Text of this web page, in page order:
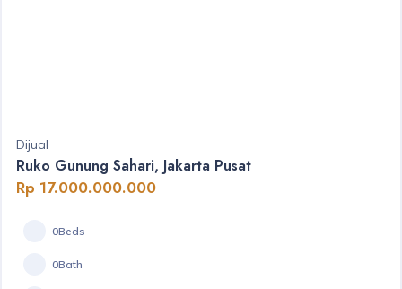
Dijual
Ruko Gunung Sahari, Jakarta Pusat
Rp 17.000.000.000
0Beds
0Bath